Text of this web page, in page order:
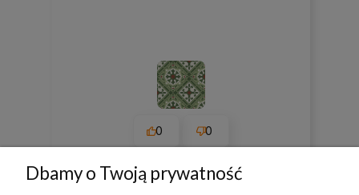
0 0
Dbamy o Twoją prywatność